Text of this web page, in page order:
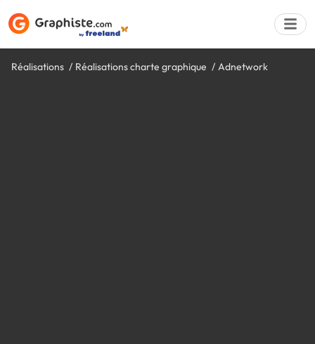
Réalisations Réalisations charte graphique Adnetwork